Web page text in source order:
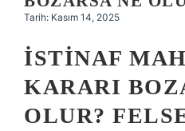
Tarih: Kasım 14, 2025
İSTINAF
KARARI
OLUR?